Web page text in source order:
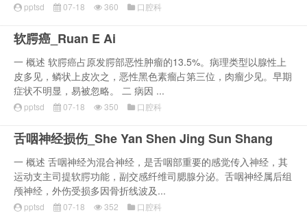
pptsd 07-18 360 口腔科
软腭癌_Ruan E Ai
一 概述 软腭癌占原发腭部恶性肿瘤的13.5%。病理类型以腺性上
皮多见，鳞状上皮次之，恶性黑色素瘤占第三位，肉瘤少见。早期
症状不明显，易被忽略。 二 病因 ...
pptsd 07-18 350 口腔科
舌咽神经损伤_She Yan Shen Jing Sun Shang
一 概述 舌咽神经为混合神经，是舌咽部重要的感觉传入神经，其
运动支主司提软腭功能，副交感纤维司腮腺分泌。舌咽神经属后组
颅神经，外伤受损多因骨折线波及...
pptsd 07-18 352 口腔科